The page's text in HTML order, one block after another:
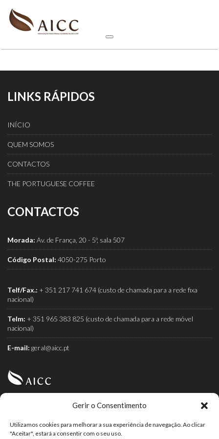
Gerir o Consentimento
Utilizamos cookies para melhorar a sua experiência de navegação. Ao clicar
"Aceitar", estará a consentir com o seu uso.
LINKS RÁPIDOS
INÍCIO
QUEM SOMOS
CONTACTOS
THE PORTUGUESE COFFEE
CONTACTOS
Morada: Av. de França, 20 - 5º, sala 507
Código Postal: 4050-275 Porto
Telf/Fax.: + 351 217 741 674 (custo de chamada para a rede fixa
nacional)
Telm: + 351 965 383 825 (custo de chamada para a rede móvel
nacional)
E-mail: geral@aicc.pt
AICC (Associação Industrial e Comercial do Café) é a
associação dos torrefactores de café.